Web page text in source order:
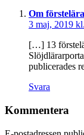
Om
3 maj, 2019
[…] 13
publicerades
Svara
Kommentera